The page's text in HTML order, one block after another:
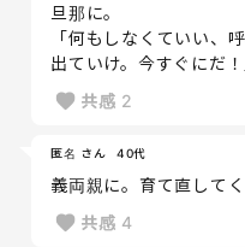
旦那に。
「何もしなくていい、
出ていけ。今すぐにだ！
共感 2
匿名 さん 40代
義両親に。育て直して
共感 4